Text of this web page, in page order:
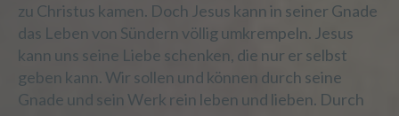
zu Christus kamen. Doch Jesus kann in seiner Gnade
das Leben von Sündern völlig umkrempeln. Jesus
kann uns seine Liebe schenken, die nur er selbst
geben kann. Wir sollen und können durch seine
Gnade und sein Werk rein leben und lieben. Durch
Verantwortlicher im Sinne der Datenschutz-
Grundverordnung, sonstiger in den
Mitgliedstaaten der Europäischen Union
geltenden Datenschutzgesetze und anderer
Bestimmungen mit datenschutzrechtlichem
Charakter ist die: